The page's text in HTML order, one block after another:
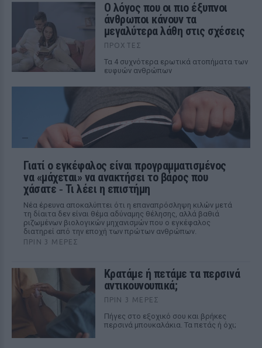
Ο λόγος που οι πιο έξυπνοι
άνθρωποι κάνουν τα
μεγαλύτερα λάθη στις σχέσεις
ΠΡΟΧΤΈΣ
Τα 4 συχνότερα ερωτικά ατοπήματα των
ευφυών ανθρώπων
Γιατί ο εγκέφαλος είναι προγραμματισμένος
να «μάχεται» να ανακτήσει το βάρος που
χάσατε ‑ Τι λέει η επιστήμη
Νέα έρευνα αποκαλύπτει ότι η επαναπρόσληψη κιλών μετά
τη δίαιτα δεν είναι θέμα αδύναμης θέλησης, αλλά βαθιά
ριζωμένων βιολογικών μηχανισμών που ο εγκέφαλος
διατηρεί από την εποχή των πρώτων ανθρώπων.
ΠΡΙΝ 3 ΜΈΡΕΣ
Κρατάμε ή πετάμε τα περσινά
αντικουνουπικά;
ΠΡΙΝ 3 ΜΈΡΕΣ
Πήγες στο εξοχικό σου και βρήκες
περσινά μπουκαλάκια. Τα πετάς ή όχι;